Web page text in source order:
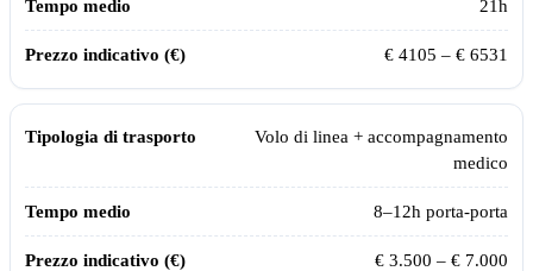
21h
€ 4105 – € 6531
Volo di linea + accompagnamento
medico
8–12h porta-porta
€ 3.500 – € 7.000